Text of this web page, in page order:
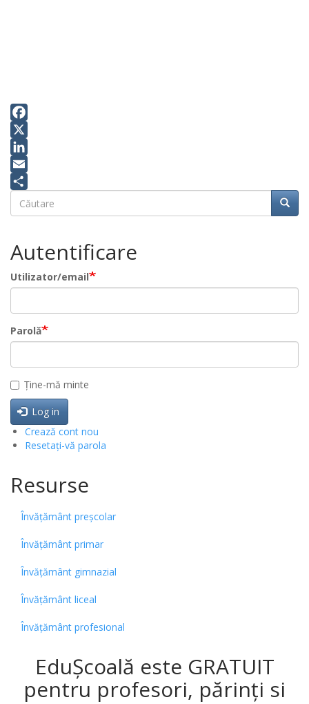
Facebook
X
LinkedIn
Email
Share
Căutare
Căutare
Autentificare
Utilizator/email
Parolă
Ține-mă minte
Log in
Crează cont nou
Resetați-vă parola
Resurse
Învățământ preșcolar
Învățământ primar
Învățământ gimnazial
Învățământ liceal
Învățământ profesional
EduȘcoală este GRATUIT
pentru profesori, părinți si